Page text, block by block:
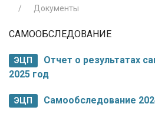
Документы
САМООБСЛЕДОВАНИЕ
ЭЦП
Отчет о результатах
2025 год
ЭЦП Самообследование